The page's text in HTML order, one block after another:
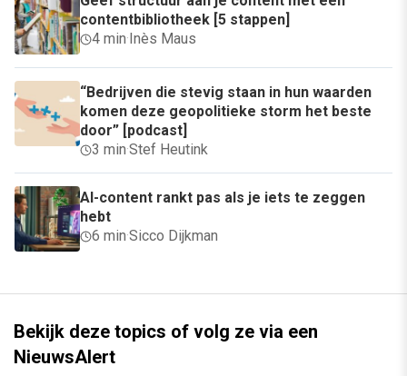
contentbibliotheek [5 stappen]
4 min·Inès Maus
“Bedrijven die stevig staan in hun waarden
komen deze geopolitieke storm het beste
door” [podcast]
3 min·Stef Heutink
AI-content rankt pas als je iets te zeggen
hebt
6 min·Sicco Dijkman
Bekijk deze topics of volg ze via een
NieuwsAlert